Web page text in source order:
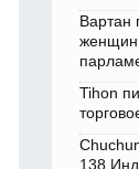
Вартан
женщин
Tihon
138